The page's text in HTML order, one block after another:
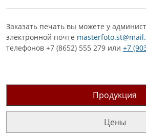
Заказать печать вы можете у
электронной почте
телефонов +7 (8652) 555 279 или +7
Продукция
Цены